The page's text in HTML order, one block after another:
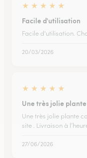
★ ★ ★ ★ ★
Facile d'utilisation
Facile d'utilisation.
20/03/2026
★ ★ ★ ★ ★
Une très jolie
Une très jolie plante
site . Livraison à
27/06/2026